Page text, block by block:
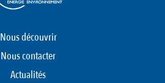
Nous découvrir
Nous contacter
Actualités